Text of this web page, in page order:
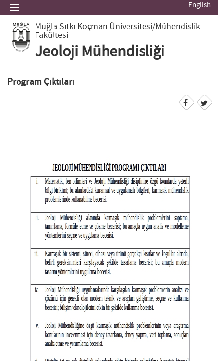
English
Muğla Sıtkı Koçman Üniversitesi/Mühendislik
Fakültesi
Jeoloji Mühendisliği
Program Çıktıları